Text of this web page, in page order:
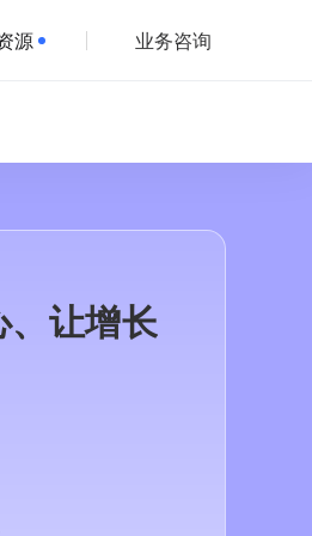
源 业务咨询
让增长